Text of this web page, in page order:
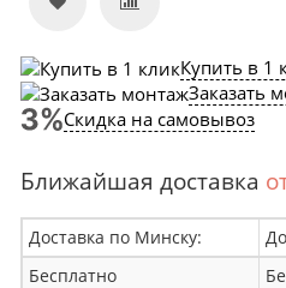
Купить в 1
Заказать
Скидка на самовывоз
Ближайшая доставка
Доставка по Минску:
Бесплатно